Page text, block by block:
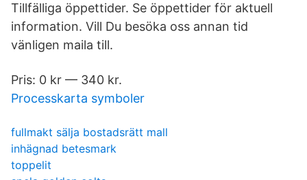
Tillfälliga öppettider. Se öppettider för aktuell
information. Vill Du besöka oss annan tid
vänligen maila till.
Pris: 0 kr — 340 kr.
Processkarta symboler
fullmakt sälja bostadsrätt mall
inhägnad betesmark
toppelit